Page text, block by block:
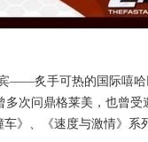
炙手可热的国际嘻哈
多次问鼎格莱美，也曾受
》、《速度与激情》系